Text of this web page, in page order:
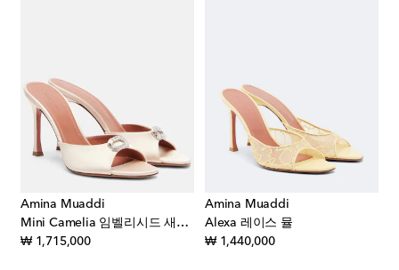
Amina Muaddi
Mini Camelia 임벨리시드 새틴 뮬
₩ 1,715,000original price
Amina Muaddi
Alexa 레이스 뮬
₩ 1,440,000original price